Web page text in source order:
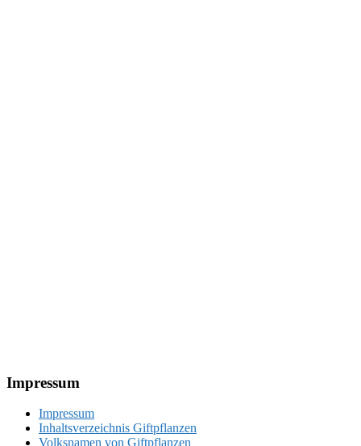
Footer
Impressum
Impressum
Inhaltsverzeichnis Giftpflanzen
Volksnamen von Giftpflanzen